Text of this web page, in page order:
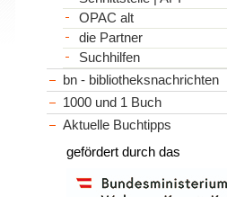
OPAC alt
die Partner
Suchhilfen
bn - bibliotheksnachrichten
1000 und 1 Buch
Aktuelle Buchtipps
gefördert durch das